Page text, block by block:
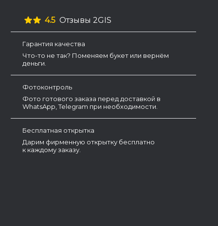
4.5 Отзывы 2GIS
Гарантия качества
Что-то не так? Поменяем букет или вернём
деньги.
Фотоконтроль
Фото готового заказа перед доставкой в
WhatsApp, Telegram при необходимости.
Бесплатная открытка
Дарим фирменную открытку бесплатно
к каждому заказу.